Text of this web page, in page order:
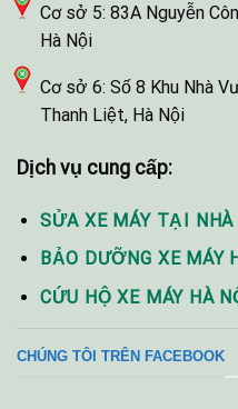
Cơ sở 5: 83A Nguyễn
Hà Nội
Cơ sở 6: Số 8 Khu Nhà
Thanh Liệt, Hà Nội
Dịch vụ cung cấp:
SỬA XE MÁY TẠI NHÀ
BẢO DƯỠNG XE MÁY
CỨU HỘ XE MÁY HÀ
CHÚNG TÔI TRÊN FACEBOOK